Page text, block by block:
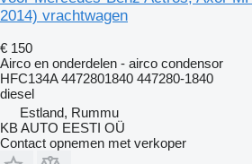
2014) vrachtwagen
€ 150
Airco en onderdelen - airco condensor
HFC134A 4472801840 447280-1840
diesel
Estland, Rummu
KB AUTO EESTI OÜ
Contact opnemen met verkoper